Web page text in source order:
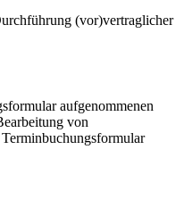
(vor)vertraglicher
aufgenommenen
von